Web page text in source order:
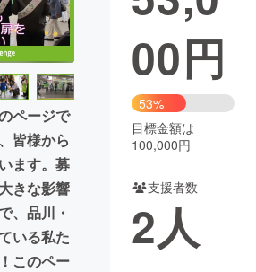
書籍・雑誌
業 チャレンジ
・地域活性化
Good
CAMPFIRE Creation
さと納税machi-ya コミュニティ
ページで
皆様から
ます。募
きな影響
、品川・
いる私た
このペー
00円
53%
目標金額は
100,000円
支援者数
2人